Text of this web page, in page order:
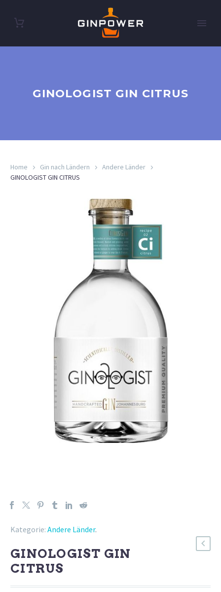
GINOLOGIST GIN CITRUS
Home Gin nach Ländern
Andere Länder
GINOLOGIST GIN CITRUS
Kategorie: Andere Länder.
GINOLOGIST GIN
CITRUS